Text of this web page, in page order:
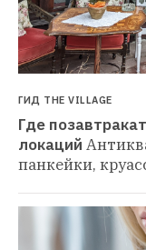
ГИД THE VILLAGE
Где
локаций
панкейки,